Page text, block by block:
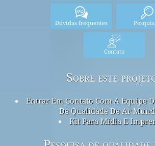
Dúvidas frequentes
Contato
Sobre este
Entrar Em Contato Com A Equipe
De Qualidade De Ar
Kit Para Mídia E